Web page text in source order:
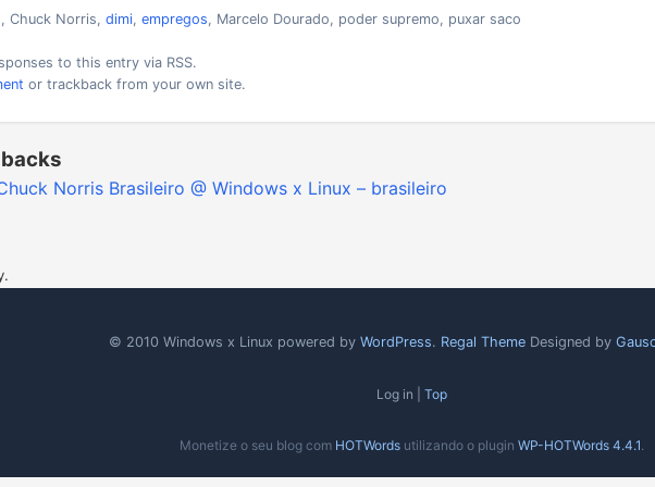
Chuck Norris, dimi, empregos, Marcelo Dourado, poder supremo, puxar saco
to this entry via RSS.
or trackback from your own site.
Norris Brasileiro @ Windows x Linux – brasileiro
© 2010 Windows x Linux powered by WordPress. Regal ThemeDesigned by
Log in | Top
Monetize o seu blog com HOTWordsutilizando o plugin WP-HOTWords 4.4.1.